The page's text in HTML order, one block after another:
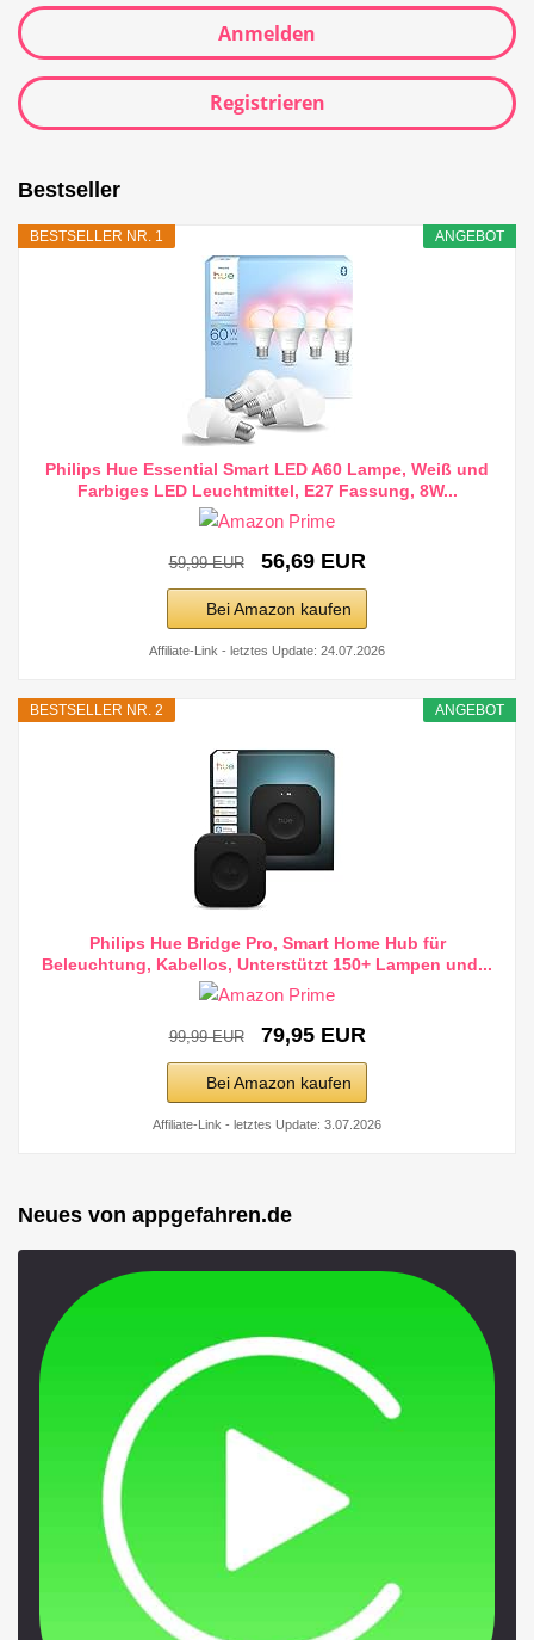
Anmelden
Registrieren
Bestseller
ANGEBOT
BESTSELLER NR. 1
Philips Hue Essential Smart LED A60 Lampe, Weiß und
Farbiges LED Leuchtmittel, E27 Fassung, 8W...
59,99 EUR 56,69 EUR
Bei Amazon kaufen
Affiliate-Link - letztes Update: 24.07.2026
ANGEBOT
BESTSELLER NR. 2
Philips Hue Bridge Pro, Smart Home Hub für
Beleuchtung, Kabellos, Unterstützt 150+ Lampen und...
99,99 EUR 79,95 EUR
Bei Amazon kaufen
Affiliate-Link - letztes Update: 3.07.2026
Neues von appgefahren.de